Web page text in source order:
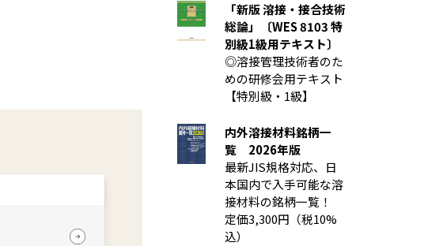
「新版 溶接・接合技術
総論」〔WES 8103 特
別級1級用テキスト〕
◎溶接管理技術者のた
めの研修会用テキスト
【特別級・1級】
内外溶接材料銘柄一
覧 2026年版
最新JIS規格対応、日
本国内で入手可能な溶
接材料の銘柄一覧！
定価3,300円（税10%
込）